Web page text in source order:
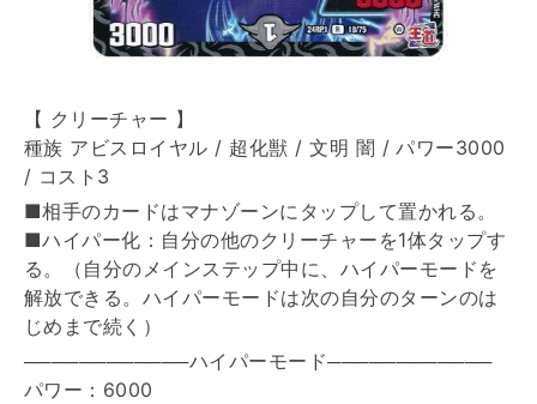
【 クリーチャー 】
種族 アビスロイヤル / 超化獣 / 文明 闇 / パワー3000
/ コスト3
■相手のカードはマナゾーンにタップして置かれる。
■ハイパー化：自分の他のクリーチャーを1体タップす
る。（自分のメインステップ中に、ハイパーモードを
解放できる。ハイパーモードは次の自分のターンのは
じめまで続く）
────────────ハイパーモード────────────
パワー：6000